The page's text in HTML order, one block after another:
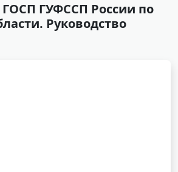
ГОСП ГУФССП России по
Руководство